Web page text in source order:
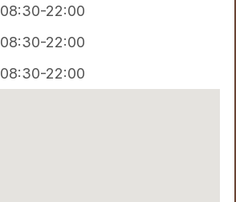
08:30-22:00
08:30-22:00
08:30-22:00